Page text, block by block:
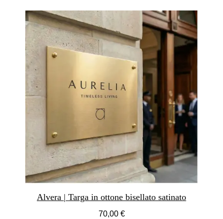
Alvera | Targa in ottone bisellato satinato
70,00 €